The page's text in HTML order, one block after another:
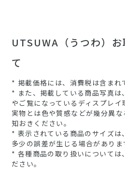
UTSUWA（うつわ）
て
* 掲載価格には、消費税は含まれ
* また、掲載している商品写真
やご覧になっているディスプレイ
実物とは色や質感などが幾分異
知おきください。
* 表示されている商品のサイズ
多少の誤差が生じる場合がありま
* 各種商品の取り扱いについては、
ださい。